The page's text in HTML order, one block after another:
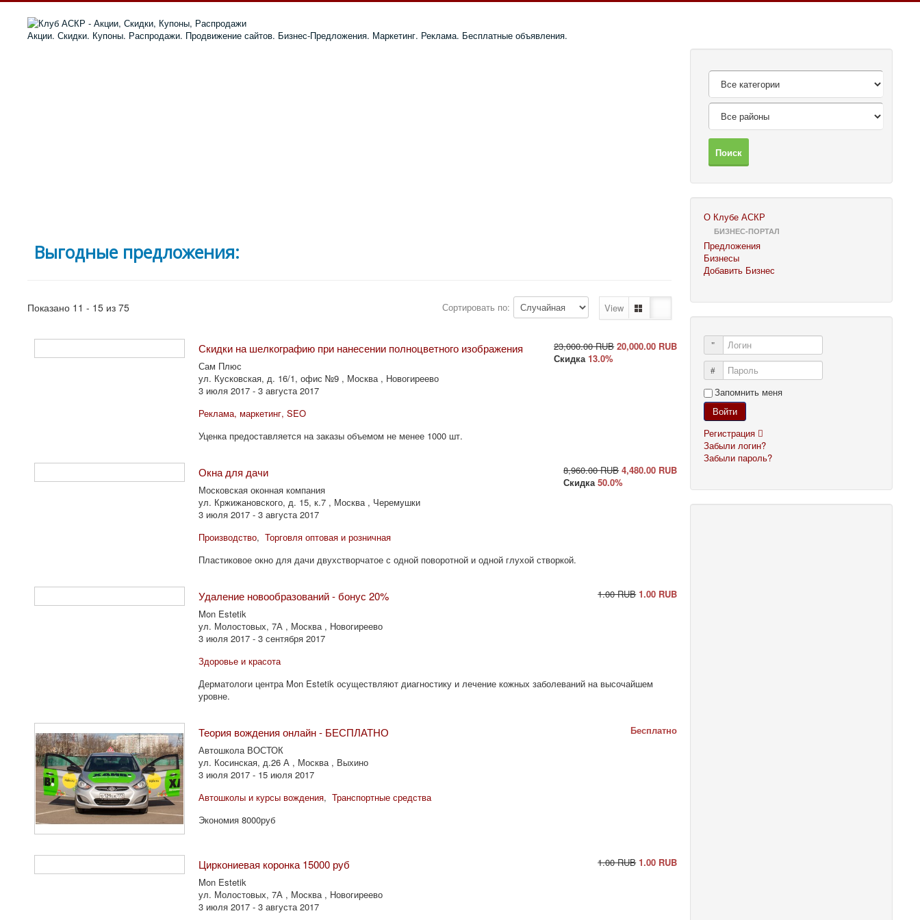
Акции. Скидки. Купоны. Распродажи. Продвижение сайтов. Бизнес-Предложения. Маркетинг. Реклама. Бесплатные объявления.
Выгодные предложения:
Сортировать по: View
Показано 11 - 15 из 75
23,000.00 RUB 20,000.00 RUB
Скидка 13.0%
Скидки на шелкографию при нанесении полноцветного изображения
Сам Плюс
ул. Кусковская, д. 16/1, офис №9 , Москва , Новогиреево
3 июля 2017 - 3 августа 2017
Реклама, маркетинг, SEO
Уценка предоставляется на заказы объемом не менее 1000 шт.
8,960.00 RUB 4,480.00 RUB
Скидка 50.0%
Окна для дачи
Московская оконная компания
ул. Кржижановского, д. 15, к.7 , Москва , Черемушки
3 июля 2017 - 3 августа 2017
Производство,Торговля оптовая и розничная
Пластиковое окно для дачи двухстворчатое с одной поворотной и одной глухой створкой.
1.00 RUB 1.00 RUB
Удаление новообразований - бонус 20%
Mon Estetik
ул. Молостовых, 7А , Москва , Новогиреево
3 июля 2017 - 3 сентября 2017
Здоровье и красота
Дерматологи центра Mon Estetik осуществляют диагностику и лечение кожных заболеваний на высочайшем
уровне.
Бесплатно
Теория вождения онлайн - БЕСПЛАТНО
Автошкола ВОСТОК
ул. Косинская, д.26 А , Москва , Выхино
3 июля 2017 - 15 июля 2017
Автошколы и курсы вождения,Транспортные средства
Экономия 8000руб
1.00 RUB 1.00 RUB
Циркониевая коронка 15000 руб
Mon Estetik
ул. Молостовых, 7А , Москва , Новогиреево
3 июля 2017 - 3 августа 2017
Поиск
О Клубе АСКР
БИЗНЕС-ПОРТАЛ
Предложения
Бизнесы
Добавить Бизнес
Логин
Пароль
Запомнить меня
Войти
Регистрация
Забыли логин?
Забыли пароль?